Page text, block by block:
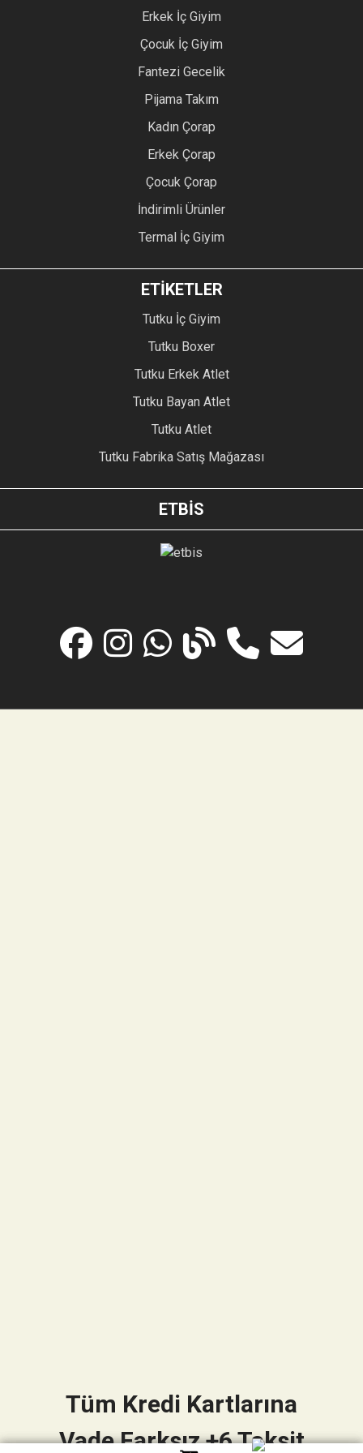
Erkek İç Giyim
Çocuk İç Giyim
Fantezi Gecelik
Pijama Takım
Kadın Çorap
Erkek Çorap
Çocuk Çorap
İndirimli Ürünler
Termal İç Giyim
ETİKETLER
Tutku İç Giyim
Tutku Boxer
Tutku Erkek Atlet
Tutku Bayan Atlet
Tutku Atlet
Tutku Fabrika Satış Mağazası
ETBİS
Tüm Kredi Kartlarına
Vade Farksız +6 Taksit